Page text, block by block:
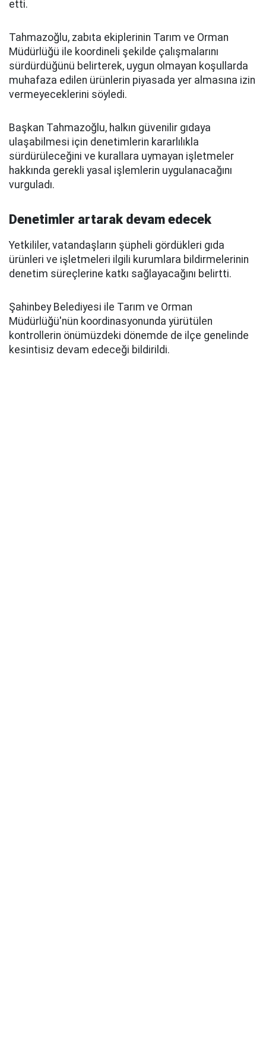
etti.
Tahmazoğlu, zabıta ekiplerinin Tarım ve Orman
Müdürlüğü ile koordineli şekilde çalışmalarını
sürdürdüğünü belirterek, uygun olmayan koşullarda
muhafaza edilen ürünlerin piyasada yer almasına izin
vermeyeceklerini söyledi.
Başkan Tahmazoğlu, halkın güvenilir gıdaya
ulaşabilmesi için denetimlerin kararlılıkla
sürdürüleceğini ve kurallara uymayan işletmeler
hakkında gerekli yasal işlemlerin uygulanacağını
vurguladı.
Denetimler artarak devam edecek
Yetkililer, vatandaşların şüpheli gördükleri gıda
ürünleri ve işletmeleri ilgili kurumlara bildirmelerinin
denetim süreçlerine katkı sağlayacağını belirtti.
Şahinbey Belediyesi ile Tarım ve Orman
Müdürlüğü'nün koordinasyonunda yürütülen
kontrollerin önümüzdeki dönemde de ilçe genelinde
kesintisiz devam edeceği bildirildi.